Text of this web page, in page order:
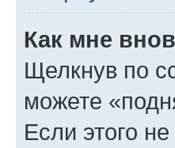
Как мне
Щелкнув по
можете
Если этого